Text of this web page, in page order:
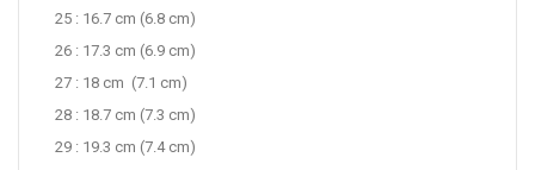
25 : 16.7 cm (6.8 cm)
26 : 17.3 cm (6.9 cm)
27 : 18 cm (7.1 cm)
28 : 18.7 cm (7.3 cm)
29 : 19.3 cm (7.4 cm)